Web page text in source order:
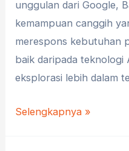
unggulan dari Google,
kemampuan canggih
merespons kebutuhan
baik daripada teknologi
eksplorasi lebih dalam
Mengenal
Selengkapnya »